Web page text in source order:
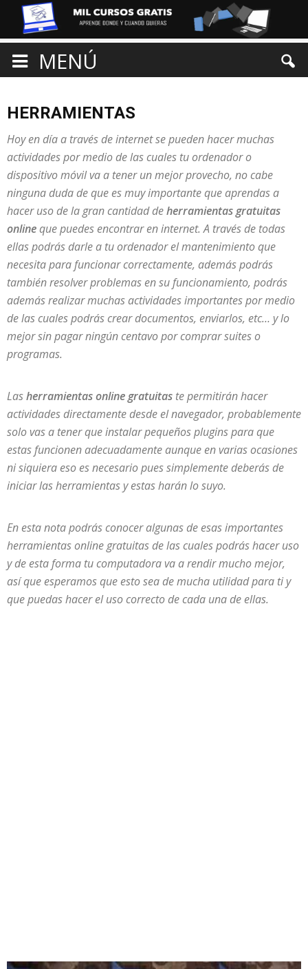
MENÚ
HERRAMIENTAS
Hoy en día a través de internet se pueden hacer muchas
actividades por medio de las cuales tu ordenador o
dispositivo móvil va a tener un mejor provecho, no cabe
ninguna duda de que es muy importante que aprendas a
hacer uso de la gran cantidad deherramientas gratuitas
onlineque puedes encontrar en internet. A través de todas
ellas podrás darle a tu ordenador el mantenimiento que
necesita para funcionar correctamente, además podrás
también resolver problemas en su funcionamiento, podrás
además realizar muchas actividades importantes por medio
de las cuales podrás crear documentos, enviarlos, etc… y lo
mejor sin pagar ningún centavo por comprar suites o
programas.
Lasherramientas online gratuitas te permitirán hacer
actividades directamente desde el navegador, probablemente
solo vas a tener que instalar pequeños plugins para que
estas funcionen adecuadamente aunque en varias ocasiones
ni siquiera eso es necesario pues simplemente deberás de
iniciar las herramientas y estas harán lo suyo.
En esta nota podrás conocer algunas de esas importantes
herramientas online gratuitas de las cuales podrás hacer uso
y de esta forma tu computadora va a rendir mucho mejor,
así que esperamos que esto sea de mucha utilidad para ti y
que puedas hacer el uso correcto de cada una de ellas.